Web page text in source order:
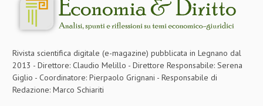
MARKETING
RISK MANAGEMENT
SVILUPPO SOSTENIBILE
Rivista scientifica digitale (e-magazine) pubblicata in Legnano dal
2013 - Direttore: Claudio Melillo - Direttore Responsabile: Serena
Giglio - Coordinatore: Pierpaolo Grignani - Responsabile di
Redazione: Marco Schiariti